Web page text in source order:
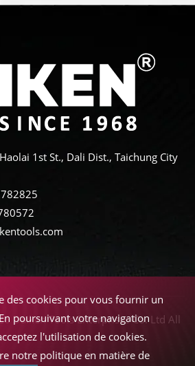
1st St., Dali Dist., Taichung City
Daiken Tools Enterprises Co. Ltd All
des cookies pour vous fournir un
poursuivant votre navigation
l'utilisation de cookies.
notre politique en matière de